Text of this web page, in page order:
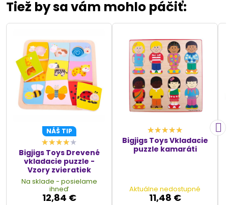
Tiež by sa vám mohlo páčiť:
NÁŠ TIP
Bigjigs Toys Drevené
vkladacie puzzle -
Vzory zvieratiek
Na sklade - posielame
ihneď
12,84 €
Bigjigs Toys Vkladacie
puzzle kamaráti
Aktuálne nedostupné
11,48 €